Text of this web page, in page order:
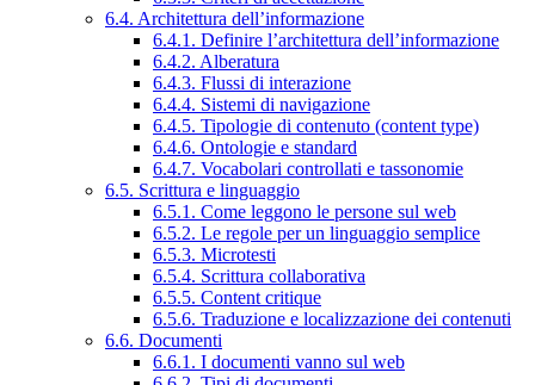
6.4. Architettura dell’informazione
6.4.1. Definire l’architettura dell’informazione
6.4.2. Alberatura
6.4.3. Flussi di interazione
6.4.4. Sistemi di navigazione
6.4.5. Tipologie di contenuto (content type)
6.4.6. Ontologie e standard
6.4.7. Vocabolari controllati e tassonomie
6.5. Scrittura e linguaggio
6.5.1. Come leggono le persone sul web
6.5.2. Le regole per un linguaggio semplice
6.5.3. Microtesti
6.5.4. Scrittura collaborativa
6.5.5. Content critique
6.5.6. Traduzione e localizzazione dei contenuti
6.6. Documenti
6.6.1. I documenti vanno sul web